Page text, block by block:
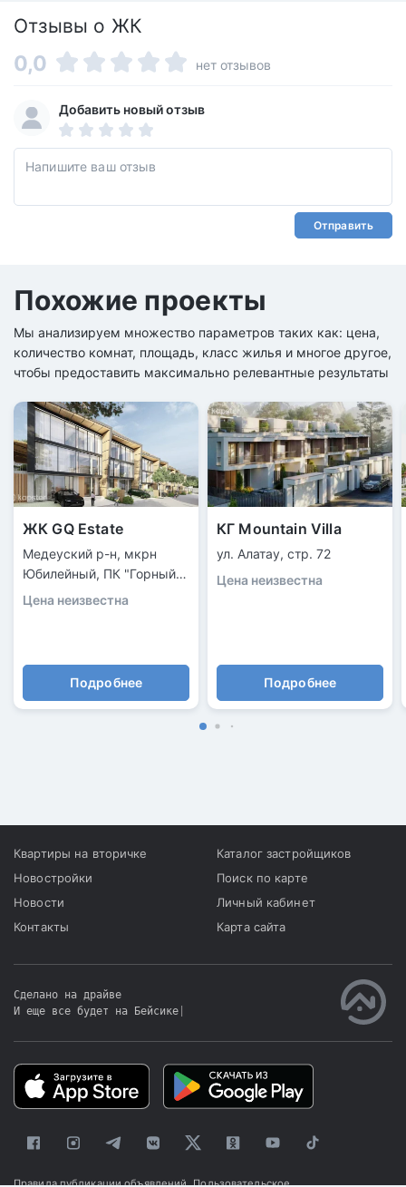
Отзывы о ЖК
0,0 нет отзывов
Добавить новый отзыв
Отправить
Похожие проекты
Мы анализируем множество параметров таких как: цена,
количество комнат, площадь, класс жилья и многое другое,
чтобы предоставить максимально релевантные результаты
ЖК GQ Estate
Медеуский р-н, мкрн
Юбилейный, ПК "Горный
Гигант", 554
Цена неизвестна
Подробнее
КГ Mountain Villa
ул. Алатау, стр. 72
Цена неизвестна
Подробнее
Квартиры на вторичке
Новостройки
Новости
Контакты
Каталог застройщиков
Поиск по карте
Личный кабинет
Карта сайта
Сделано на драйве
И еще все будет на Бейсике
Правила публикации объявлений Пользовательское